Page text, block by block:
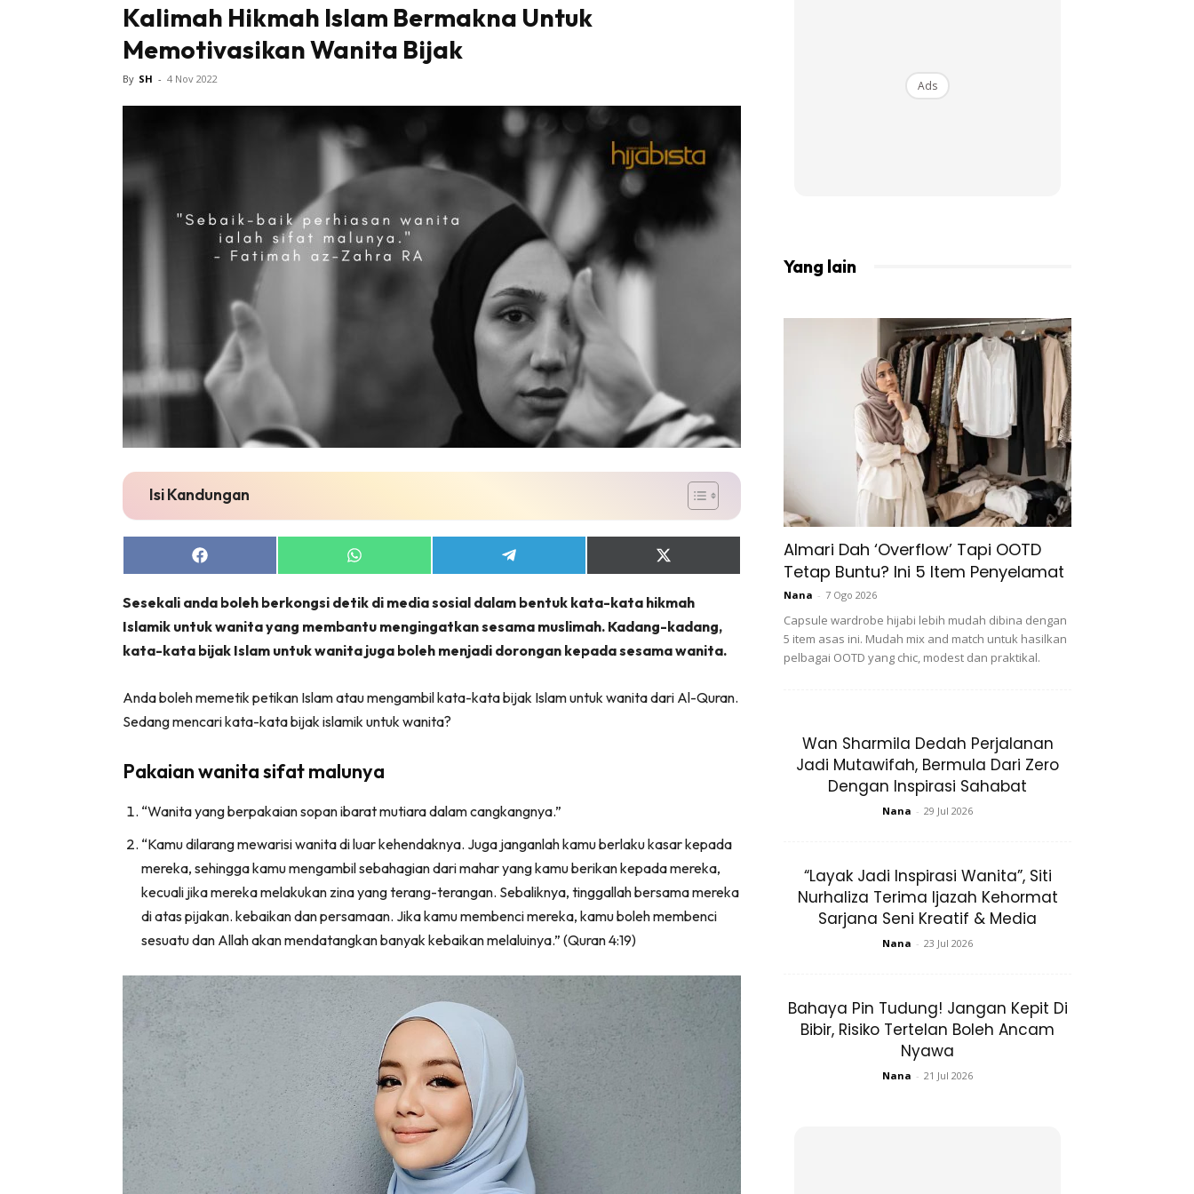
Tampil #1 on top dengan fashion muslimah terkini di HIJABISTA!
KLIK DI SEENI
Kalimah Hikmah Islam Bermakna Untuk
Memotivasikan Wanita Bijak
By SH - 4 Nov 2022
Isi Kandungan
Share
on
Share
on
Share
on
Share
on
(Twitter)
Sesekali anda boleh berkongsi detik di media sosial dalam bentuk kata-kata hikmah
Islamik untuk wanita yang membantu mengingatkan sesama muslimah. Kadang-kadang,
kata-kata bijak Islam untuk wanita juga boleh menjadi dorongan kepada sesama wanita.
Anda boleh memetik petikan Islam atau mengambil kata-kata bijak Islam untuk wanita dari Al-Quran.
Sedang mencari kata-kata bijak islamik untuk wanita?
Pakaian wanita sifat malunya
“Wanita yang berpakaian sopan ibarat mutiara dalam cangkangnya.”
“Kamu dilarang mewarisi wanita di luar kehendaknya. Juga janganlah kamu berlaku kasar kepada
mereka, sehingga kamu mengambil sebahagian dari mahar yang kamu berikan kepada mereka,
kecuali jika mereka melakukan zina yang terang-terangan. Sebaliknya, tinggallah bersama mereka
di atas pijakan. kebaikan dan persamaan. Jika kamu membenci mereka, kamu boleh membenci
sesuatu dan Allah akan mendatangkan banyak kebaikan melaluinya.” (Quran 4:19)
Ads
Yang lain
Almari Dah ‘Overflow’ Tapi OOTD
Tetap Buntu? Ini 5 Item Penyelamat
Nana - 7 Ogo 2026
Capsule wardrobe hijabi lebih mudah dibina dengan
5 item asas ini. Mudah mix and match untuk hasilkan
pelbagai OOTD yang chic, modest dan praktikal.
Wan Sharmila Dedah Perjalanan
Jadi Mutawifah, Bermula Dari Zero
Dengan Inspirasi Sahabat
Nana - 29 Jul 2026
“Layak Jadi Inspirasi Wanita”, Siti
Nurhaliza Terima Ijazah Kehormat
Sarjana Seni Kreatif & Media
Nana - 23 Jul 2026
Bahaya Pin Tudung! Jangan Kepit Di
Bibir, Risiko Tertelan Boleh Ancam
Nyawa
Nana - 21 Jul 2026